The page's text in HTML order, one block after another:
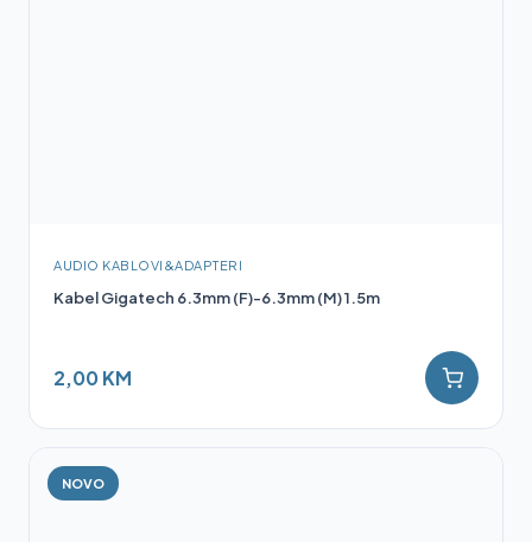
AUDIO KABLOVI&ADAPTERI
Kabel Gigatech 6.3mm (F)-6.3mm (M) 1.5m
2,00 KM
NOVO